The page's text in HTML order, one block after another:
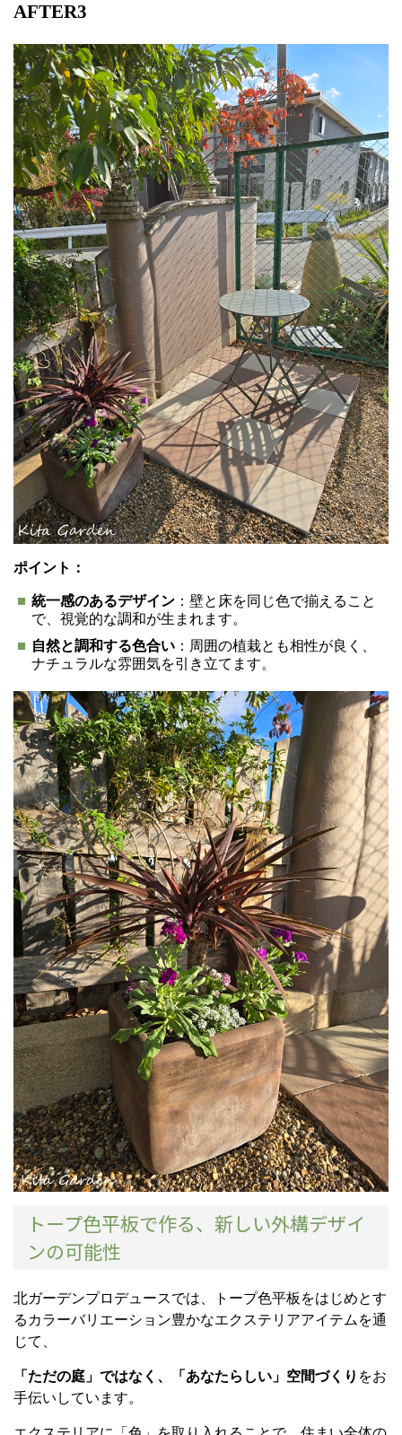
AFTER3
ポイント：
統一感のあるデザイン ：壁と床を同じ色で揃えること
で、視覚的な調和が生まれます。
自然と調和する色合い ：周囲の植栽とも相性が良く、
ナチュラルな雰囲気を引き立てます。
トープ色平板で作る、新しい外構デザイ
ンの可能性
北ガーデンプロデュースでは、トープ色平板をはじめとす
るカラーバリエーション豊かなエクステリアアイテムを通
じて、
「ただの庭」ではなく、「あなたらしい」空間づくり をお
手伝いしています。